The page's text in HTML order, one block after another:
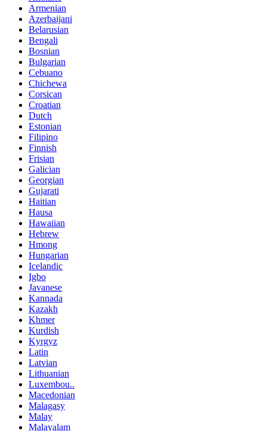
Armenian
Azerbaijani
Belarusian
Bengali
Bosnian
Bulgarian
Cebuano
Chichewa
Corsican
Croatian
Dutch
Estonian
Filipino
Finnish
Frisian
Galician
Georgian
Gujarati
Haitian
Hausa
Hawaiian
Hebrew
Hmong
Hungarian
Icelandic
Igbo
Javanese
Kannada
Kazakh
Khmer
Kurdish
Kyrgyz
Latin
Latvian
Lithuanian
Luxembou..
Macedonian
Malagasy
Malay
Malayalam